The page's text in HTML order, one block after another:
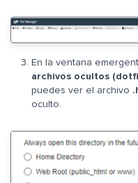
En la ventana
archivos ocultos
puedes ver el archivo
oculto.